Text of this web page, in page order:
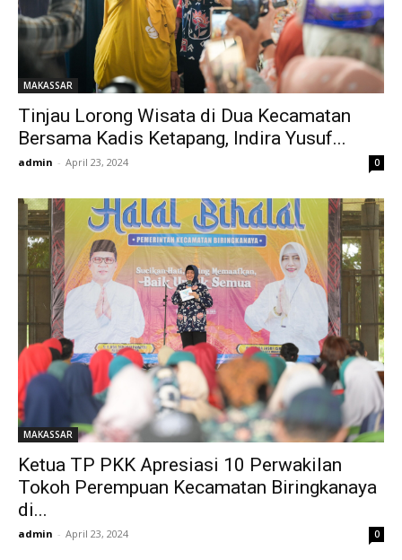
MAKASSAR
Tinjau Lorong Wisata di Dua Kecamatan
Bersama Kadis Ketapang, Indira Yusuf...
admin - April 23, 2024 0
MAKASSAR
Ketua TP PKK Apresiasi 10 Perwakilan
Tokoh Perempuan Kecamatan Biringkanaya
di...
admin - April 23, 2024 0